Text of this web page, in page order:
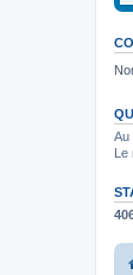
Au
Le